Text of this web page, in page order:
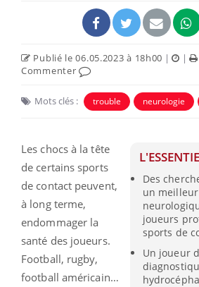
Publié le 06.05.2023 à 18h00 | |
Commenter
Mots clés : trouble neurologie
Des
un
joueurs
sports de
Un joueur
Les chocs à la tête
de certains sports
de contact peuvent,
à long terme,
endommager la
santé des joueurs.
Football, rugby,
football américain…